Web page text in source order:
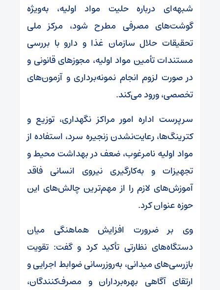
شبهه‌ای درباره حلیت مواد اولیه، به‌ویژه
گوشت‌های مصرفی مطرح شود، مرکز ملی
تحقیقات حلال سازمان غذا و دارو با بررسی
مستندات تأمین مواد اولیه، مجوزهای قانونی و
در صورت لزوم انجام نمونه‌برداری و آزمون‌های
تخصصی، ورود می‌کند.
سرپرست اداره امور مراکز نگهداری، توزیع و
کترینگ‌ها، رعایت‌نشدن زنجیره سرد، استفاده از
مواد اولیه نامرغوب، ضعف در بهداشت محیط و
تجهیزات و به‌کارگیری نیروی انسانی فاقد
آموزش‌های لازم را از مهم‌ترین چالش‌های این
حوزه عنوان کرد.
وی بر ضرورت افزایش هماهنگی میان
دستگاه‌های نظارتی تأکید کرد و گفت: تقویت
بازرسی‌های میدانی، به‌روزرسانی ضوابط اجرایی و
ارتقای آگاهی بهره‌برداران و مصرف‌کنندگان،